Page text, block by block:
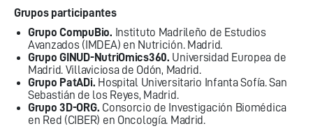
Grupos participantes
Grupo CompuBio. Instituto Madrileño de Estudios
Avanzados (IMDEA) en Nutrición. Madrid.
Grupo GINUD-NutriOmics360. Universidad Europea de
Madrid. Villaviciosa de Odón, Madrid.
Grupo PatADi. Hospital Universitario Infanta Sofía. San
Sebastián de los Reyes, Madrid.
Grupo 3D-ORG. Consorcio de Investigación Biomédica
en Red (CIBER) en Oncología. Madrid.